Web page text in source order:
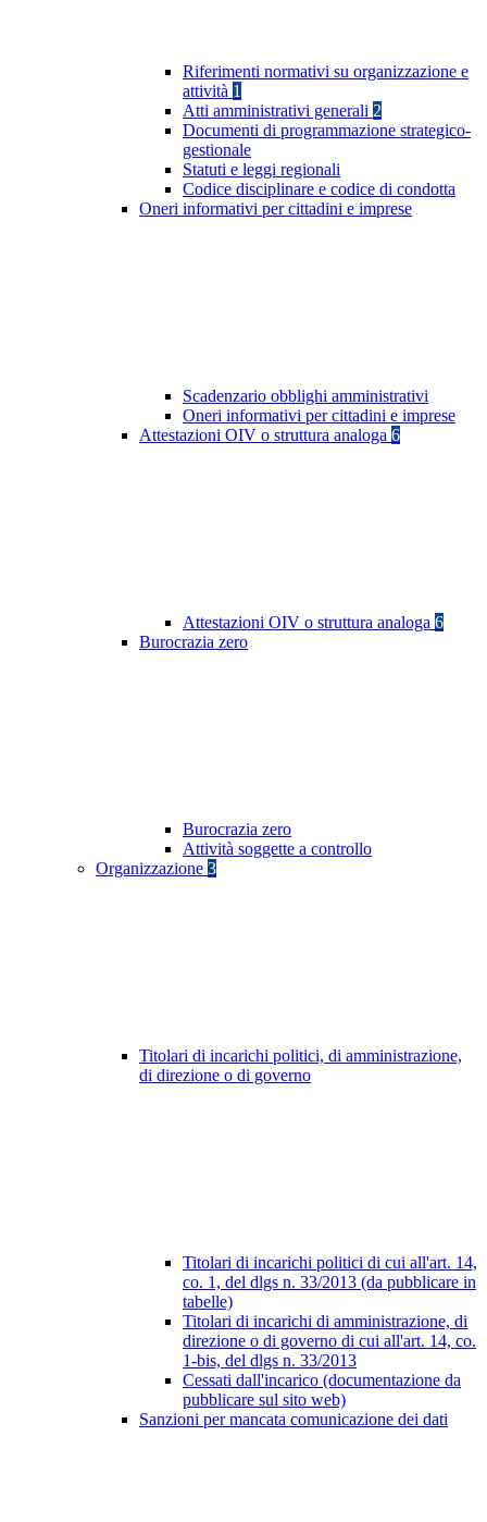
Riferimenti normativi su organizzazione e
attività 1
Atti amministrativi generali 2
Documenti di programmazione strategico-
gestionale
Statuti e leggi regionali
Codice disciplinare e codice di condotta
Oneri informativi per cittadini e imprese
Scadenzario obblighi amministrativi
Oneri informativi per cittadini e imprese
Attestazioni OIV o struttura analoga 6
Attestazioni OIV o struttura analoga 6
Burocrazia zero
Burocrazia zero
Attività soggette a controllo
Organizzazione 3
Titolari di incarichi politici, di amministrazione,
di direzione o di governo
Titolari di incarichi politici di cui all'art. 14,
co. 1, del dlgs n. 33/2013 (da pubblicare in
tabelle)
Titolari di incarichi di amministrazione, di
direzione o di governo di cui all'art. 14, co.
1-bis, del dlgs n. 33/2013
Cessati dall'incarico (documentazione da
pubblicare sul sito web)
Sanzioni per mancata comunicazione dei dati